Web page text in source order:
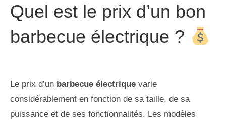
Quel est le prix d’un bon
barbecue électrique ?
Le prix d’un barbecue électrique varie
considérablement en fonction de sa taille, de sa
puissance et de ses fonctionnalités. Les modèles